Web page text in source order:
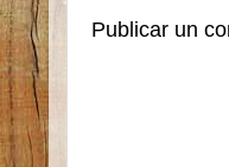
Publicar un